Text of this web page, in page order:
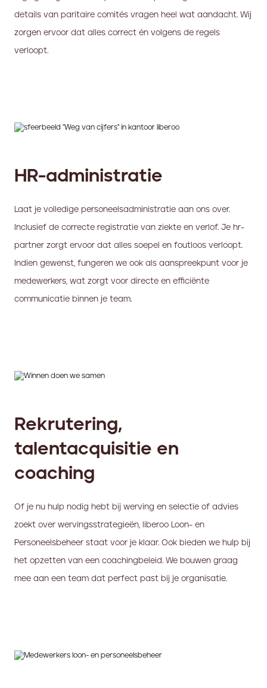
details van paritaire comités vragen heel wat aandacht. Wij
zorgen ervoor dat alles correct én volgens de regels
verloopt.
HR-administratie
Laat je volledige personeelsadministratie aan ons over.
Inclusief de correcte registratie van ziekte en verlof. Je hr-
partner zorgt ervoor dat alles soepel en foutloos verloopt.
Indien gewenst, fungeren we ook als aanspreekpunt voor je
medewerkers, wat zorgt voor directe en efficiënte
communicatie binnen je team.
Rekrutering,
talentacquisitie en
coaching
Of je nu hulp nodig hebt bij werving en selectie of advies
zoekt over wervingsstrategieën, liberoo Loon- en
Personeelsbeheer staat voor je klaar. Ook bieden we hulp bij
het opzetten van een coachingbeleid. We bouwen graag
mee aan een team dat perfect past bij je organisatie.